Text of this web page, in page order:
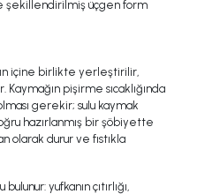
şekillendirilmiş üçgen form
içine birlikte yerleştirilir,
Kaymağın pişirme sıcaklığında
gerekir; sulu kaymak
hazırlanmış bir şöbiyette
olarak durur ve fıstıkla
yufkanın çıtırlığı,